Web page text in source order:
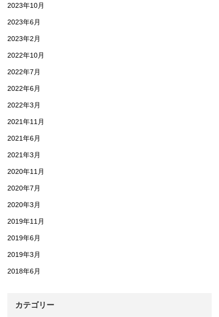
2023年10月
2023年6月
2023年2月
2022年10月
2022年7月
2022年6月
2022年3月
2021年11月
2021年6月
2021年3月
2020年11月
2020年7月
2020年3月
2019年11月
2019年6月
2019年3月
2018年6月
カテゴリー